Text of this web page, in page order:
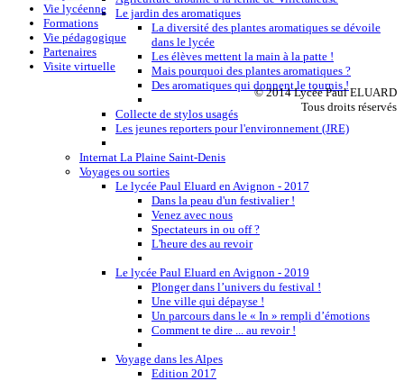
Le jardin des aromatiques
La diversité des plantes aromatiques se dévoile
dans le lycée
Les élèves mettent la main à la patte !
Mais pourquoi des plantes aromatiques ?
Des aromatiques qui donnent le tournis !
Collecte de stylos usagés
Les jeunes reporters pour l'environnement (JRE)
Internat La Plaine Saint-Denis
Voyages ou sorties
Le lycée Paul Eluard en Avignon - 2017
Dans la peau d'un festivalier !
Venez avec nous
Spectateurs in ou off ?
L'heure des au revoir
Le lycée Paul Eluard en Avignon - 2019
Plonger dans l’univers du festival !
Une ville qui dépayse !
Un parcours dans le « In » rempli d’émotions
Comment te dire ... au revoir !
Voyage dans les Alpes
Edition 2017
Vie lycéenne
Formations
Vie pédagogique
Partenaires
Visite virtuelle
© 2014 Lycée Paul ELUARD
Tous droits réservés